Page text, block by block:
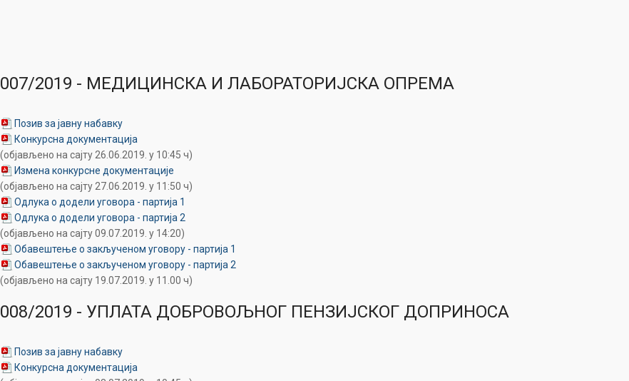
007/2019 - МЕДИЦИНСКА И ЛАБОРАТОРИЈСКА ОПРЕМА
Позив за јавну набавку
Конкурсна документација
(објављено на сајту 26.06.2019. у 10:45 ч)
Измена конкурсне документације
(објављено на сајту 27.06.2019. у 11:50 ч)
Одлука о додели уговора - партија 1
Одлука о додели уговора - партија 2
(објављено на сајту 09.07.2019. у 14:20)
Обавештење о закљученом уговору - партија 1
Обавештење о закљученом уговору - партија 2
(објављено на сајту 19.07.2019. у 11.00 ч)
008/2019 - УПЛАТА ДОБРОВОЉНОГ ПЕНЗИЈСКОГ ДОПРИНОСА
Позив за јавну набавку
Конкурсна документација